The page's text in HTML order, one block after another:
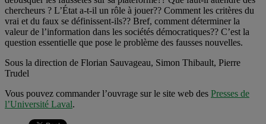
chercheurs ? L’État a-t-il un rôle à jouer?? Comment les critères du
vrai et du faux se définissent-ils?? Bref, comment déterminer la
valeur de l’information dans les sociétés démocratiques?? C’est la
question essentielle que pose le problème des fausses nouvelles.
Sous la direction de Florian Sauvageau, Simon Thibault, Pierre
Trudel
Vous pouvez commander l’ouvrage sur le site web des Presses de
l’Université Laval.